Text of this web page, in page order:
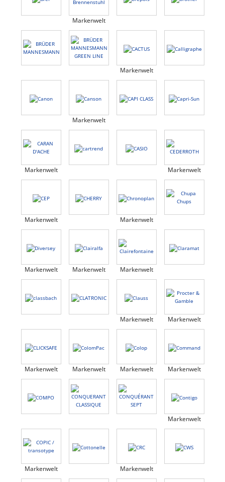
Markenwelt
Markenwelt
Markenwelt
Markenwelt Markenwelt
Markenwelt Markenwelt
Markenwelt Markenwelt Markenwelt
Markenwelt Markenwelt
Markenwelt Markenwelt Markenwelt Markenwelt
Markenwelt
Markenwelt Markenwelt